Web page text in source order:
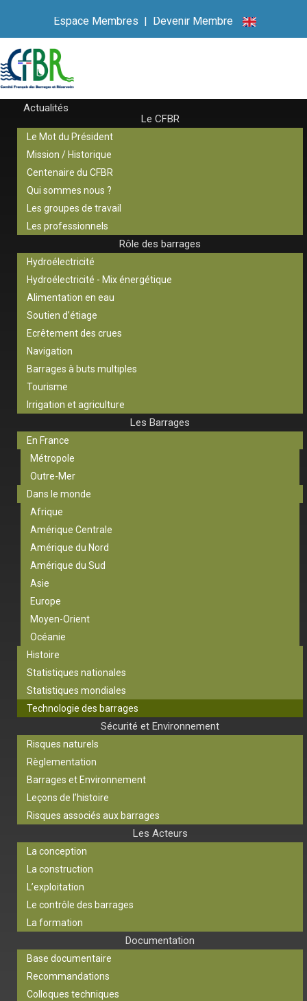
Espace Membres | Devenir Membre
Actualités
Le CFBR
Le Mot du Président
Mission / Historique
Centenaire du CFBR
Qui sommes nous ?
Les groupes de travail
Les professionnels
Rôle des barrages
Hydroélectricité
Hydroélectricité - Mix énergétique
Alimentation en eau
Soutien d’étiage
Ecrêtement des crues
Navigation
Barrages à buts multiples
Tourisme
Irrigation et agriculture
Les Barrages
En France
Métropole
Outre-Mer
Dans le monde
Afrique
Amérique Centrale
Amérique du Nord
Amérique du Sud
Asie
Europe
Moyen-Orient
Océanie
Histoire
Statistiques nationales
Statistiques mondiales
Technologie des barrages
Sécurité et Environnement
Risques naturels
Règlementation
Barrages et Environnement
Leçons de l’histoire
Risques associés aux barrages
Les Acteurs
La conception
La construction
L’exploitation
Le contrôle des barrages
La formation
Documentation
Base documentaire
Recommandations
Colloques techniques